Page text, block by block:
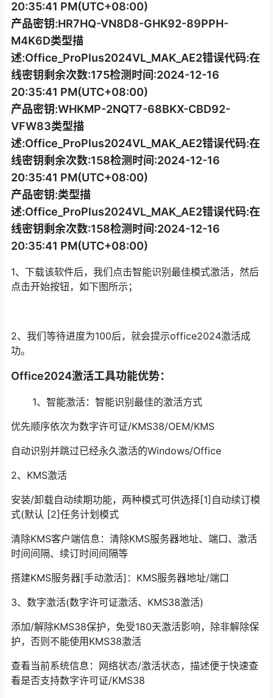
20:35:41 PM(UTC+08:00)
产品密钥:HR7HQ-VN8D8-GHK92-89PPH-
M4K6D类型描
述:Office_ProPlus2024VL_MAK_AE2错误代码:在
线密钥剩余次数:175检测时间:2024-12-16
20:35:41 PM(UTC+08:00)
产品密钥:WHKMP-2NQT7-68BKX-CBD92-
VFW83类型描
述:Office_ProPlus2024VL_MAK_AE2错误代码:在
线密钥剩余次数:158检测时间:2024-12-16
20:35:41 PM(UTC+08:00)
产品密钥:类型描
述:Office_ProPlus2024VL_MAK_AE2错误代码:在
线密钥剩余次数:158检测时间:2024-12-16
20:35:41 PM(UTC+08:00)
1、下载该软件后，我们点击智能识别最佳模式激活，然后
点击开始按钮，如下图所示；
2、我们等待进度为100后，就会提示office2024激活成
功。
Office2024激活工具功能优势：
1、智能激活：智能识别最佳的激活方式
优先顺序依次为数字许可证/KMS38/OEM/KMS
自动识别并跳过已经永久激活的Windows/Office
2、KMS激活
安装/卸载自动续期功能，两种模式可供选择[1]自动续订模
式(默认 [2]任务计划模式
清除KMS客户端信息：清除KMS服务器地址、端口、激活
时间间隔、续订时间间隔等
搭建KMS服务器[手动激活]：KMS服务器地址/端口
3、数字激活(数字许可证激活、KMS38激活)
添加/解除KMS38保护，免受180天激活影响，除非解除保
护，否则不能使用KMS38激活
查看当前系统信息：网络状态/激活状态，描述便于快速查
看是否支持数字许可证/KMS38